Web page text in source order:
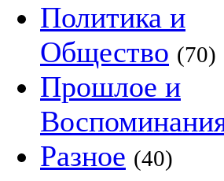
Политика и
Общество (70)
Прошлое и
Разное (40)